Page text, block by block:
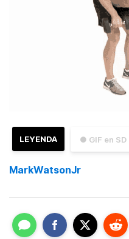
● GIF en SD
LEYENDA
MarkWatsonJr